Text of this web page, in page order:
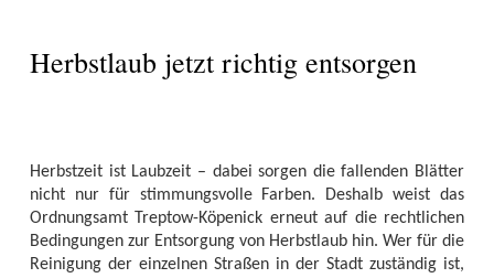
Herbstlaub jetzt richtig entsorgen
Herbstzeit ist Laubzeit – dabei sorgen die fallenden Blätter
nicht nur für stimmungsvolle Farben. Deshalb weist das
Ordnungsamt Treptow-Köpenick erneut auf die rechtlichen
Bedingungen zur Entsorgung von Herbstlaub hin. Wer für die
Reinigung der einzelnen Straßen in der Stadt zuständig ist,